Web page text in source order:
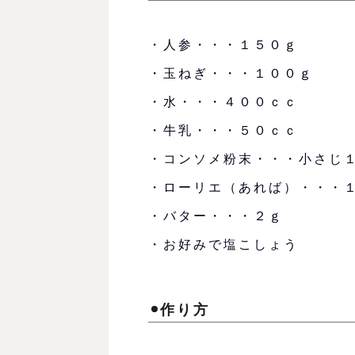
・人参・・・１５０ｇ
・玉ねぎ・・・１００ｇ
・水・・・４００ｃｃ
・牛乳・・・５０ｃｃ
・コンソメ粉末・・・小さじ
・ローリエ（あれば）・・・
・バター・・・２ｇ
・お好みで塩こしょう
作り方